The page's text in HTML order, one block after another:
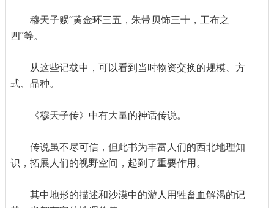
穆天子赐“黄金环三五，朱带贝饰三十，工布之
四”等。
从这些记载中，可以看到当时物资交换的规模、方
式、品种。
《穆天子传》中有大量的神话传说。
传说虽不尽可信，但此书为丰富人们的西北地理知
识，拓展人们的视野空间，起到了重要作用。
其中地形的描述和沙漠中的游人用牲畜血解渴的记